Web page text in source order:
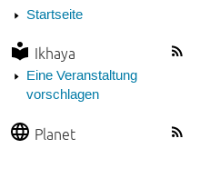
Startseite
Ikhaya
Eine Veranstaltung
vorschlagen
Planet